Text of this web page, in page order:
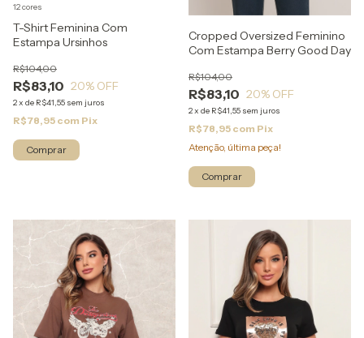
T-Shirt Feminina Com
Estampa Ursinhos
R$83,10
R$104,00
20% OFF
2x de R$41,55 sem juros
R$78,95 com Pix
12 cores
Comprar
Cropped Oversized Feminino
Com Estampa Berry Good Day
R$83,10
R$104,00
20% OFF
2x de R$41,55 sem juros
R$78,95 com Pix
Atenção, última peça!
Comprar